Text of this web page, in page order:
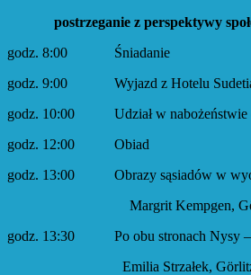
postrzeganie z perspektywy
godz. 8:00 Śniadanie
godz. 9:00 Wyjazd z Hotelu Sudetia
godz. 10:00 Udział w nabożeństwie
godz. 12:00 Obiad
godz. 13:00 Obrazy sąsiadów w
Margrit Kempgen, Görlitz,
godz. 13:30 Po obu stronach Nysy –
Emilia Strzałek, Görlitz,